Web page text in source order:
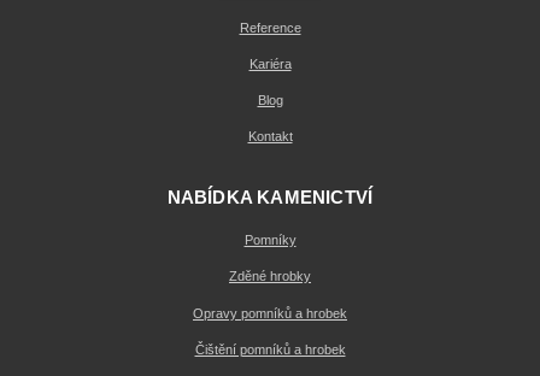
Reference
Kariéra
Blog
Kontakt
NABÍDKA KAMENICTVÍ
Pomníky
Zděné hrobky
Opravy pomníků a hrobek
Čištění pomníků a hrobek